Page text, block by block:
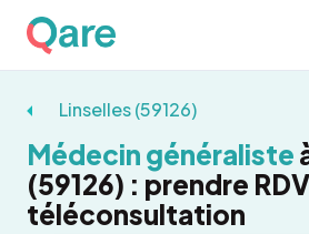
Linselles (59126)
Médecin généraliste
(59126) : prendre
téléconsultation